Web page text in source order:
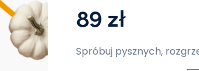
89zł
Spróbuj pysznych,